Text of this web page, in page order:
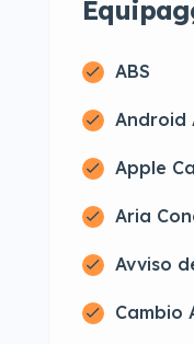
ABS
Android
Apple
Aria
Avviso
Cambio